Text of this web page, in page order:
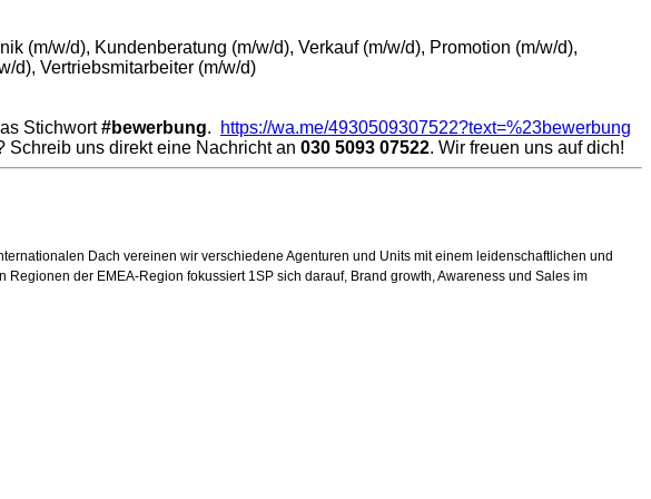
(m/w/d), Kundenberatung (m/w/d), Verkauf (m/w/d), Promotion (m/w/d),
d), Vertriebsmitarbeiter (m/w/d)
Stichwort#bewerbung.
https://wa.me/4930509307522?text=%23bewerbung
Schreib uns direkt eine Nachricht an 030 5093 07522. Wir freuen uns auf dich!
Dach vereinen wir verschiedene Agenturen und Units mit einem leidenschaftlichen und
der EMEA-Region fokussiert 1SP sich darauf, Brand growth, Awareness und Sales im